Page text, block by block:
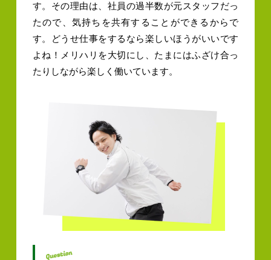
す。その理由は、社員の過半数が元スタッフだっ
たので、気持ちを共有することができるからで
す。どうせ仕事をするなら楽しいほうがいいです
よね！メリハリを大切にし、たまにはふざけ合っ
たりしながら楽しく働いています。